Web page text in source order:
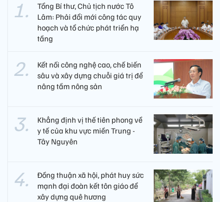
Tổng Bí thư, Chủ tịch nước Tô
Lâm: Phải đổi mới công tác quy
hoạch và tổ chức phát triển hạ
tầng
Kết nối công nghệ cao, chế biến
sâu và xây dựng chuỗi giá trị để
nâng tầm nông sản
Khẳng định vị thế tiên phong về
y tế của khu vực miền Trung -
Tây Nguyên ​
Đồng thuận xã hội, phát huy sức
mạnh đại đoàn kết tôn giáo để
xây dựng quê hương